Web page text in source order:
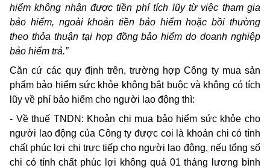
hiểm không nhận được tiền phí tích lũy từ việc tham gia
bảo hiểm, ngoài khoản tiền bảo hiểm hoặc bồi thường
theo thỏa thuận tại hợp đồng bảo hiểm do doanh nghiệp
bảo hiểm trả.”
Căn cứ các quy định trên, trường hợp Công ty mua sản
phẩm bảo hiểm sức khỏe không bắt buộc và không có tích
lũy về phí bảo hiểm cho người lao động thì:
- Về thuế TNDN: Khoản chi mua bảo hiểm sức khỏe cho
người lao động của Công ty được coi là khoản chi có tính
chất phúc lợi chi trực tiếp cho người lao động, nếu tổng số
chi có tính chất phúc lợi không quá 01 tháng lương bình